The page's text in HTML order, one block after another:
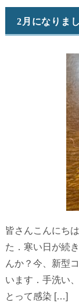
2月になりまし
皆さんこんにち
た．寒い日が続
んか？今、新型
います．手洗い
とって感染 […]